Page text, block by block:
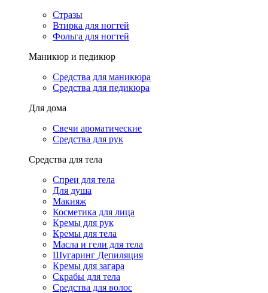
Стразы
Втирка для ногтей
Фольга для ногтей
Маникюр и педикюр
Средства для маникюра
Средства для педикюра
Для дома
Свечи ароматические
Средства для рук
Средства для тела
Спреи для тела
Для душа
Макияж
Косметика для лица
Кремы для рук
Кремы для тела
Масла и гели для тела
Шугаринг Депиляция
Кремы для загара
Скрабы для тела
Средства для волос